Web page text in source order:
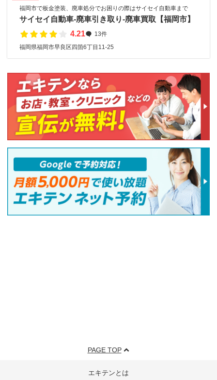
福岡市で板金塗装、廃車処分でお困りの際はサイセイ自動車まで
サイセイ自動車-廃車引き取り-廃車買取【福岡市】
4.21
13件
福岡県福岡市早良区四箇6丁目11-25
PAGE TOP
エキテンとは